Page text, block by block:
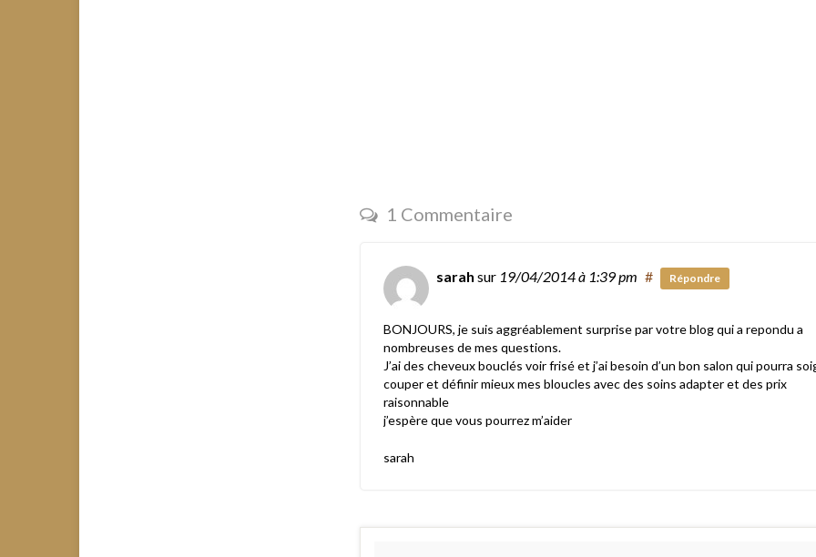
1 Commentaire
sarah sur 19/04/2014à 1:39 pm # Répondre
BONJOURS, je suis aggréablement surprise par votre blog qui a repondu a
nombreuses de mes questions.
J’ai des cheveux bouclés voir frisé et j’ai besoin d’un bon salon qui pourra
couper et définir mieux mes bloucles avec des soins adapter et des prix
raisonnable
j’espère que vous pourrez m’aider
sarah